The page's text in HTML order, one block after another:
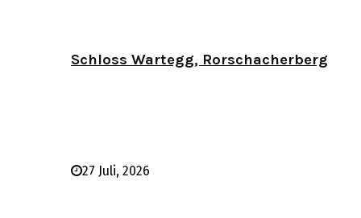
Schloss Wartegg, Rorschacherberg
27 Juli, 2026